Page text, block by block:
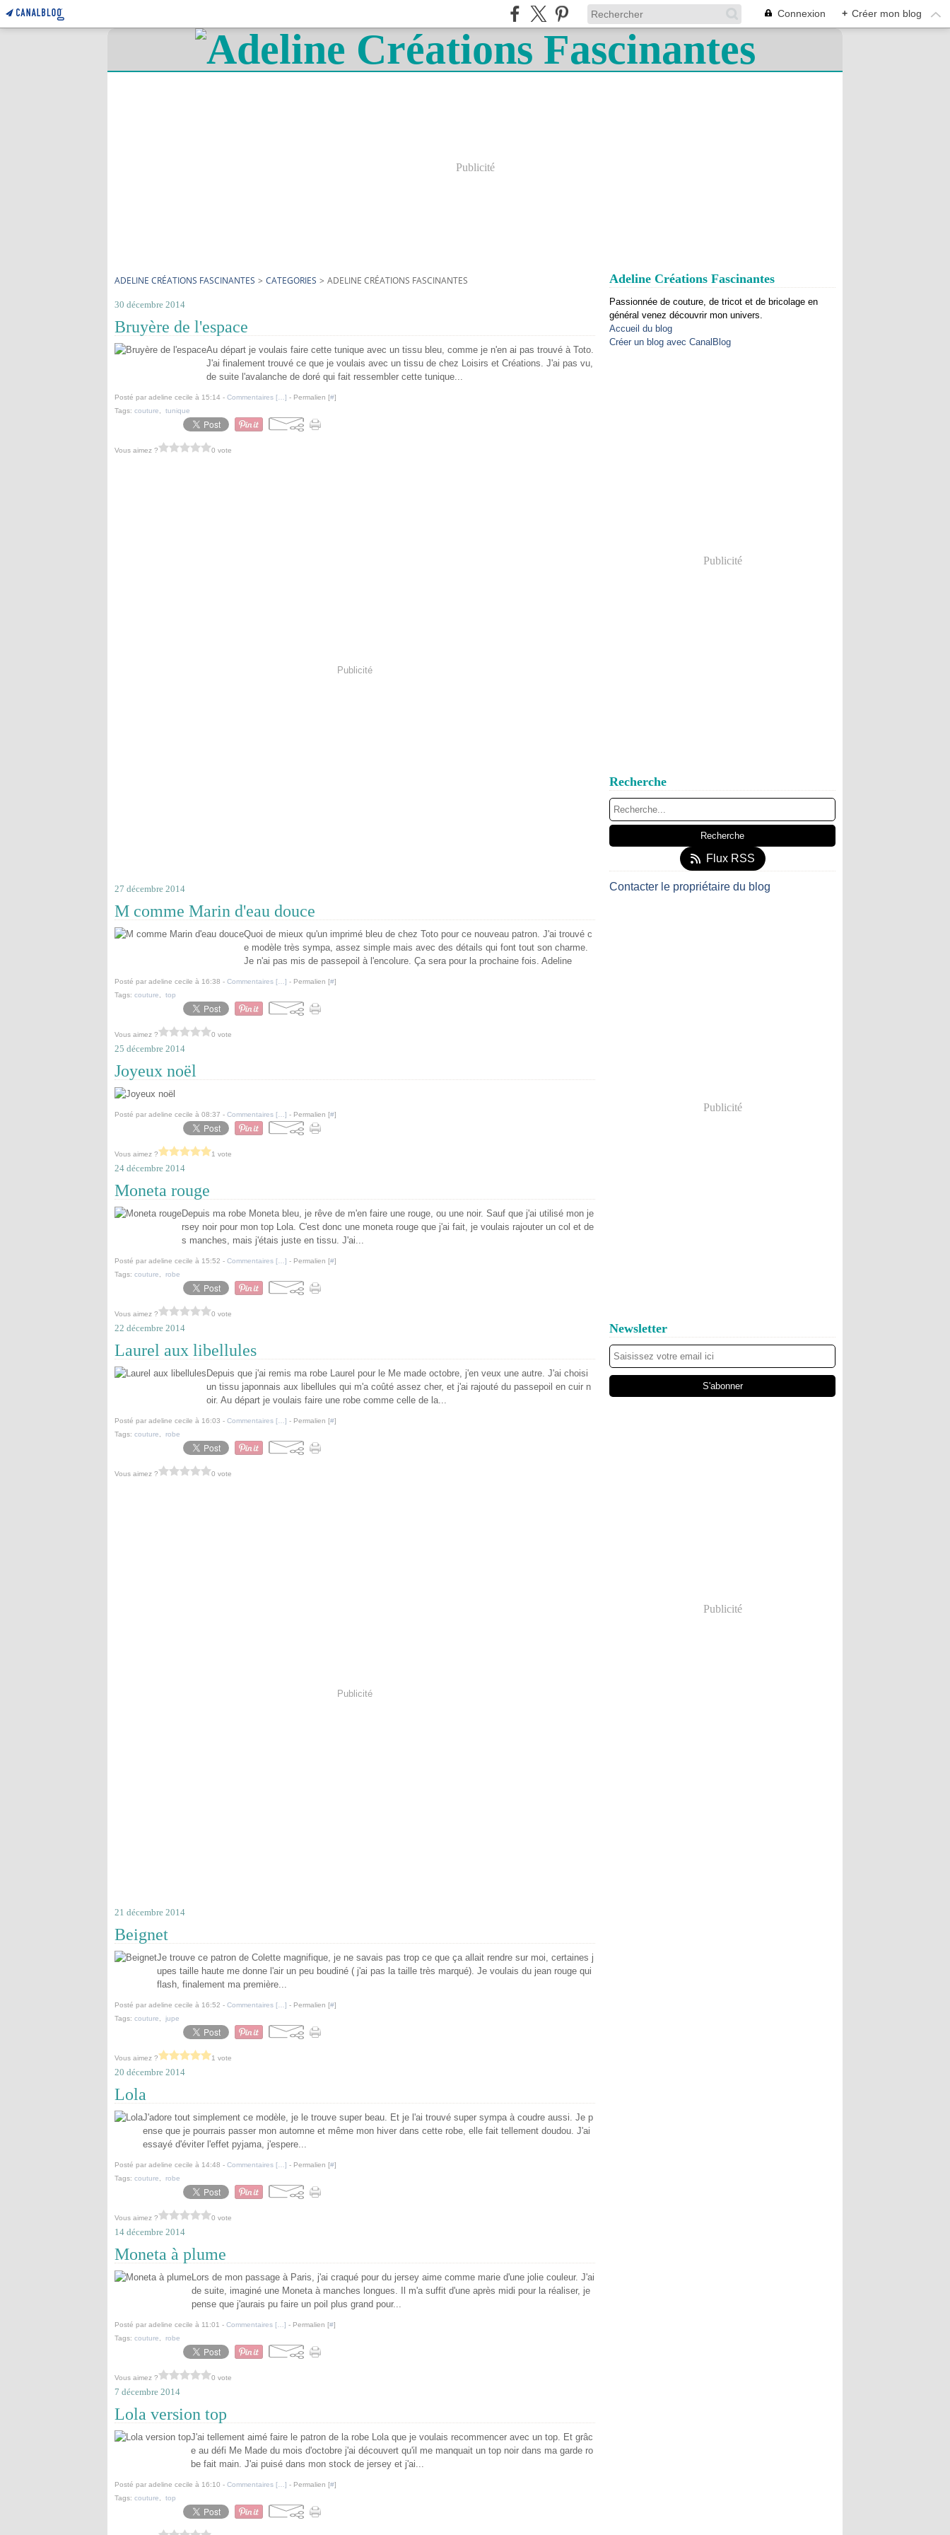
Connexion + Créer mon blog
Publicité
ADELINE CRÉATIONS FASCINANTES > CATEGORIES > ADELINE CRÉATIONS FASCINANTES
30 décembre 2014
Bruyère de l'espace
Au départ je voulais faire cette tunique avec un tissu bleu, comme je n'en ai pas trouvé à Toto.
J'ai finalement trouvé ce que je voulais avec un tissu de chez Loisirs et Créations. J'ai pas vu,
de suite l'avalanche de doré qui fait ressembler cette tunique...
Posté par adeline cecile à 15:14 - Commentaires [ ] - Permalien [#]
Tags: couture tunique
Vous aimez ? 0 vote
Publicité
27 décembre 2014
M comme Marin d'eau douce
Quoi de mieux qu'un imprimé bleu de chez Toto pour ce nouveau patron. J'ai trouvé c
e modèle très sympa, assez simple mais avec des détails qui font tout son charme.
Je n'ai pas mis de passepoil à l'encolure. Ça sera pour la prochaine fois. Adeline
Posté par adeline cecile à 16:38 - Commentaires [ ] - Permalien [#]
Tags: couture top
Vous aimez ? 0 vote
25 décembre 2014
Joyeux noël
Posté par adeline cecile à 08:37 - Commentaires [ ] - Permalien [#]
Vous aimez ? 1 vote
24 décembre 2014
Moneta rouge
Depuis ma robe Moneta bleu, je rêve de m'en faire une rouge, ou une noir. Sauf que j'ai utilisé mon je
rsey noir pour mon top Lola. C'est donc une moneta rouge que j'ai fait, je voulais rajouter un col et de
s manches, mais j'étais juste en tissu. J'ai...
Posté par adeline cecile à 15:52 - Commentaires [ ] - Permalien [#]
Tags: couture robe
Vous aimez ? 0 vote
22 décembre 2014
Laurel aux libellules
Depuis que j'ai remis ma robe Laurel pour le Me made octobre, j'en veux une autre. J'ai choisi
un tissu japonnais aux libellules qui m'a coûté assez cher, et j'ai rajouté du passepoil en cuir n
oir. Au départ je voulais faire une robe comme celle de la...
Posté par adeline cecile à 16:03 - Commentaires [ ] - Permalien [#]
Tags: couture robe
Vous aimez ? 0 vote
Publicité
21 décembre 2014
Beignet
Je trouve ce patron de Colette magnifique, je ne savais pas trop ce que ça allait rendre sur moi, certaines j
upes taille haute me donne l'air un peu boudiné ( j'ai pas la taille très marqué). Je voulais du jean rouge qui
flash, finalement ma première...
Posté par adeline cecile à 16:52 - Commentaires [ ] - Permalien [#]
Tags: couture jupe
Vous aimez ? 1 vote
20 décembre 2014
Lola
J'adore tout simplement ce modèle, je le trouve super beau. Et je l'ai trouvé super sympa à coudre aussi. Je p
ense que je pourrais passer mon automne et même mon hiver dans cette robe, elle fait tellement doudou. J'ai
essayé d'éviter l'effet pyjama, j'espere...
Posté par adeline cecile à 14:48 - Commentaires [ ] - Permalien [#]
Tags: couture robe
Vous aimez ? 0 vote
14 décembre 2014
Moneta à plume
Lors de mon passage à Paris, j'ai craqué pour du jersey aime comme marie d'une jolie couleur. J'ai
de suite, imaginé une Moneta à manches longues. Il m'a suffit d'une après midi pour la réaliser, je
pense que j'aurais pu faire un poil plus grand pour...
Posté par adeline cecile à 11:01 - Commentaires [ ] - Permalien [#]
Tags: couture robe
Vous aimez ? 0 vote
7 décembre 2014
Lola version top
J'ai tellement aimé faire le patron de la robe Lola que je voulais recommencer avec un top. Et grâc
e au défi Me Made du mois d'octobre j'ai découvert qu'il me manquait un top noir dans ma garde ro
be fait main. J'ai puisé dans mon stock de jersey et j'ai...
Posté par adeline cecile à 16:10 - Commentaires [ ] - Permalien [#]
Tags: couture top
Adeline Créations Fascinantes
Passionnée de couture, de tricot et de bricolage en
général venez découvrir mon univers.
Accueil du blog
Créer un blog avec CanalBlog
Publicité
Recherche
Flux RSS
Contacter le propriétaire du blog
Publicité
Newsletter
Publicité